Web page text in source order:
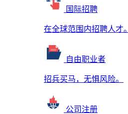
国际招聘
在全球范围内招聘人才。
自由职业者
招兵买马，无惧风险。
公司注册